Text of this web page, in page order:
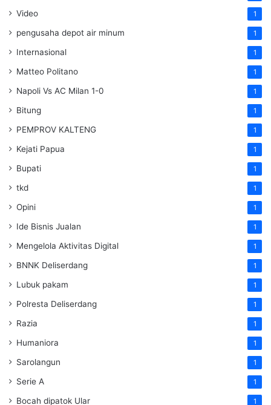
Video 1
pengusaha depot air minum 1
Internasional 1
Matteo Politano 1
Napoli Vs AC Milan 1-0 1
Bitung 1
PEMPROV KALTENG 1
Kejati Papua 1
Bupati 1
tkd 1
Opini 1
Ide Bisnis Jualan 1
Mengelola Aktivitas Digital 1
BNNK Deliserdang 1
Lubuk pakam 1
Polresta Deliserdang 1
Razia 1
Humaniora 1
Sarolangun 1
Serie A 1
Bocah dipatok Ular 1